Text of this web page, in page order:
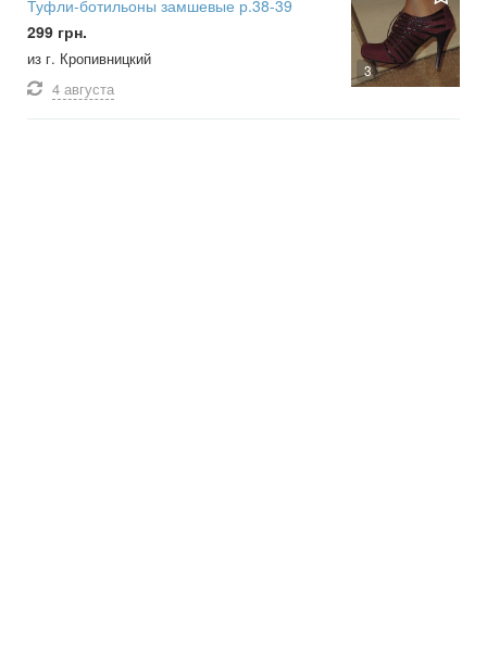
3
Туфли-ботильоны замшевые р.38-39
299 грн.
из г. Кропивницкий
4 августа